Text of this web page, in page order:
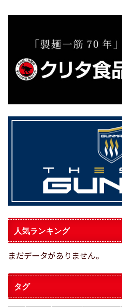
人気ランキング
まだデータがありません。
タグ